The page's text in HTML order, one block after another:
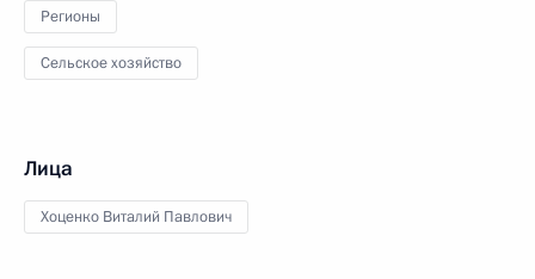
Регионы
Сельское хозяйство
Лица
Хоценко Виталий Павлович